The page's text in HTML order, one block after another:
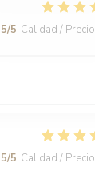
5/5 Calidad / Precio
5/5 Calidad / Precio